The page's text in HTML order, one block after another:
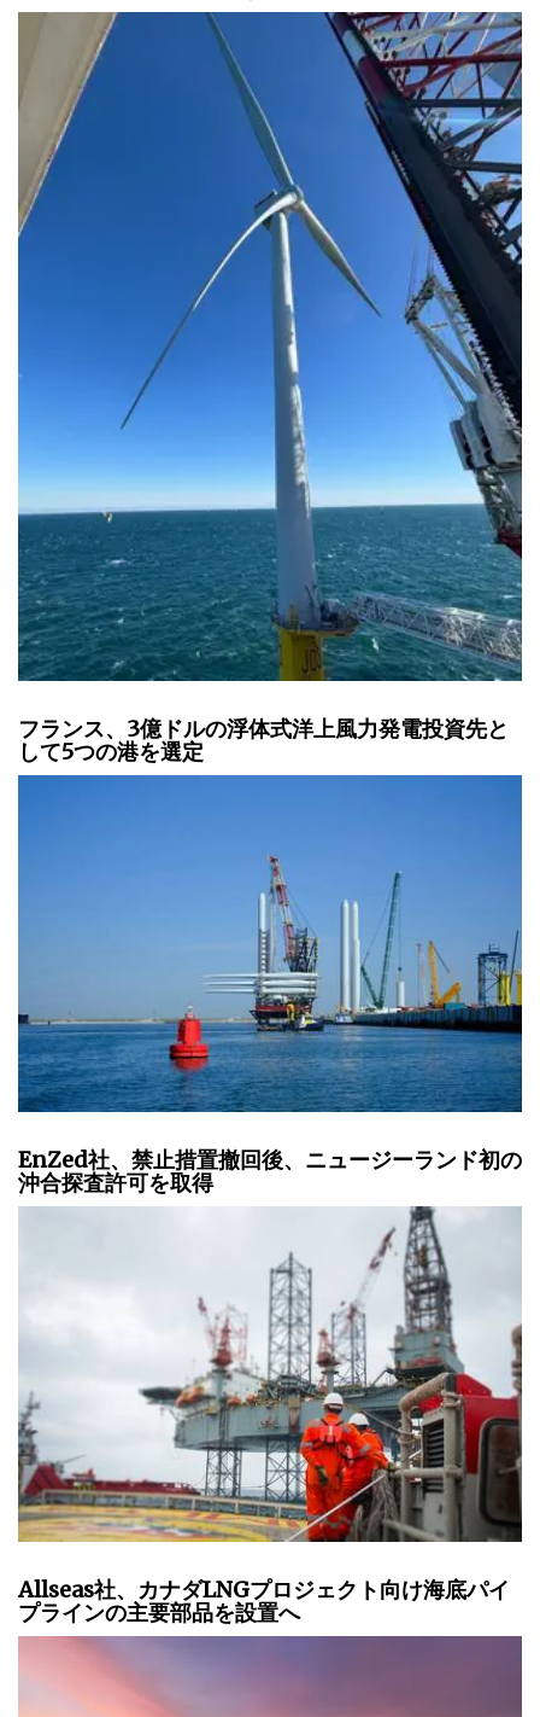
フランス、3億ドルの浮体式洋上風力発電投資先と
して5つの港を選定
EnZed社、禁止措置撤回後、ニュージーランド初の
沖合探査許可を取得
Allseas社、カナダLNGプロジェクト向け海底パイ
プラインの主要部品を設置へ